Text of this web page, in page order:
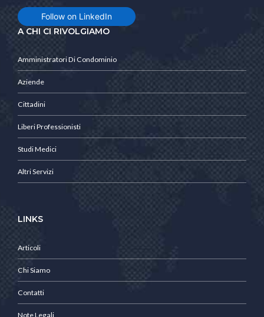
Follow on LinkedIn
A CHI CI RIVOLGIAMO
Amministratori Di Condominio
Aziende
Cittadini
Liberi Professionisti
Studi Medici
Altri Servizi
LINKS
Articoli
Chi Siamo
Contatti
Note Legali